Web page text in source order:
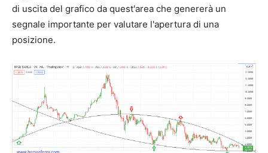
di uscita del grafico da quest'area che genererà un
segnale importante per valutare l'apertura di una
posizione.